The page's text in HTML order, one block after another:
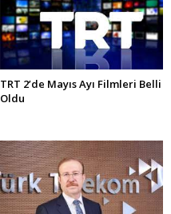
TRT 2’de Mayıs Ayı Filmleri Belli
Oldu